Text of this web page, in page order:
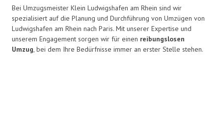
Bei Umzugsmeister Klein Ludwigshafen am Rhein sind wir
spezialisiert auf die Planung und Durchführung von Umzügen von
Ludwigshafen am Rhein nach Paris. Mit unserer Expertise und
unserem Engagement sorgen wir für einen reibungslosen
Umzug, bei dem Ihre Bedürfnisse immer an erster Stelle stehen.